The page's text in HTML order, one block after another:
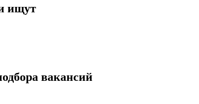
ищут
вакансий